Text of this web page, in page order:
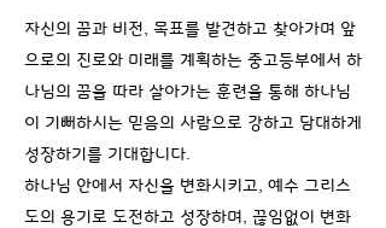
자신의 꿈과 비전, 목표를 발견하고 찾아가며 앞
으로의 진로와 미래를 계획하는 중고등부에서 하
나님의 꿈을 따라 살아가는 훈련을 통해 하나님
이 기뻐하시는 믿음의 사람으로 강하고 담대하게
성장하기를 기대합니다.
하나님 안에서 자신을 변화시키고, 예수 그리스
도의 용기로 도전하고 성장하며, 끊임없이 변화